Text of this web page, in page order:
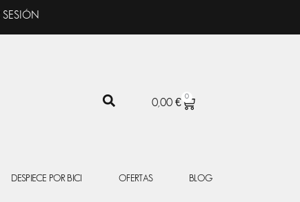
SESIÓN
0,00 €
0
CARRITO
DESPIECE POR BICI OFERTAS BLOG